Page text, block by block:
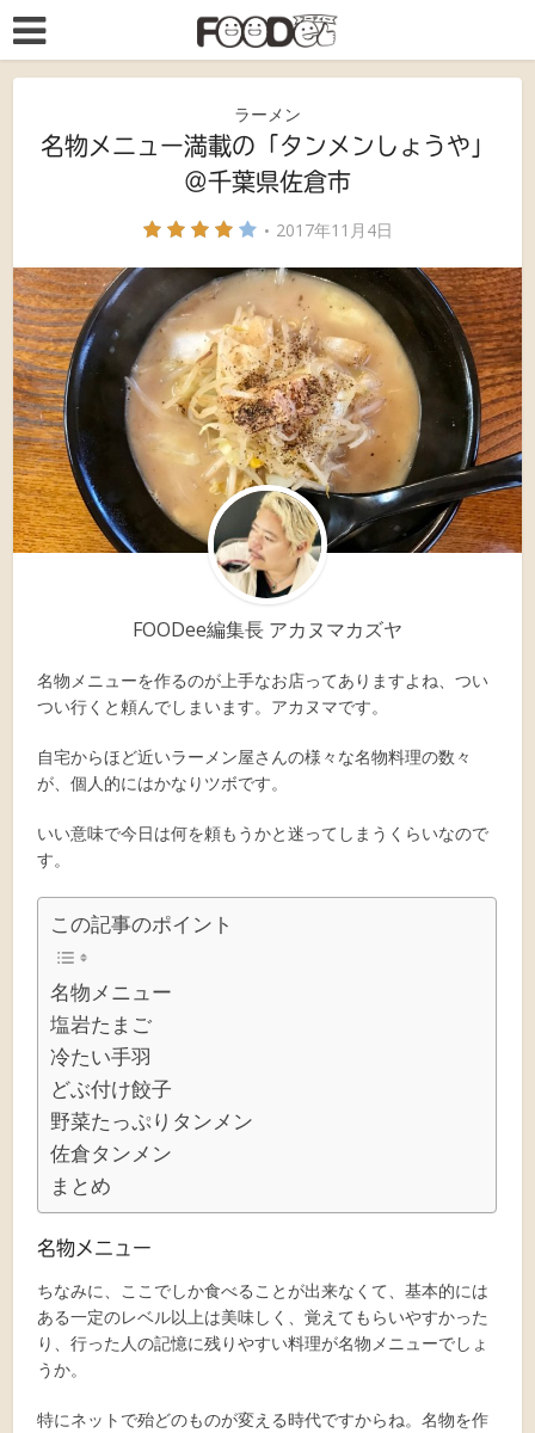
ラーメン
名物メニュー満載の「タンメンしょうや」
＠千葉県佐倉市
2017年11月4日
FOODee編集長 アカヌマカズヤ
名物メニューを作るのが上手なお店ってありますよね、つい
つい行くと頼んでしまいます。アカヌマです。
自宅からほど近いラーメン屋さんの様々な名物料理の数々
が、個人的にはかなりツボです。
いい意味で今日は何を頼もうかと迷ってしまうくらいなので
す。
この記事のポイント
名物メニュー
塩岩たまご
冷たい手羽
どぶ付け餃子
野菜たっぷりタンメン
佐倉タンメン
まとめ
名物メニュー
ちなみに、ここでしか食べることが出来なくて、基本的には
ある一定のレベル以上は美味しく、覚えてもらいやすかった
り、行った人の記憶に残りやすい料理が名物メニューでしょ
うか。
特にネットで殆どのものが変える時代ですからね。名物を作